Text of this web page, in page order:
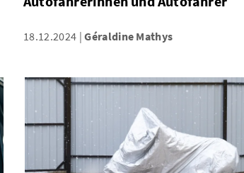
18.12.2024 Géraldine Mathys